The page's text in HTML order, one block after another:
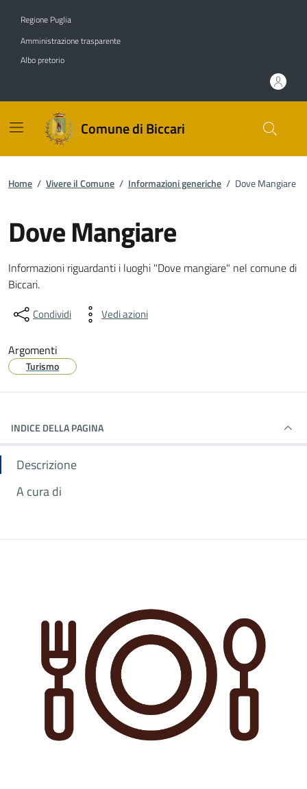
Regione Puglia
Amministrazione trasparente
Albo pretorio
Comune di Biccari
Home / Vivere il Comune / Informazioni generiche / Dove Mangiare
Dove Mangiare
Dettagli dell'informazione
Informazioni riguardanti i luoghi "Dove mangiare" nel comune di
Biccari.
Condividi Vedi azioni
Argomenti
Turismo
INDICE DELLA PAGINA
Descrizione
A cura di